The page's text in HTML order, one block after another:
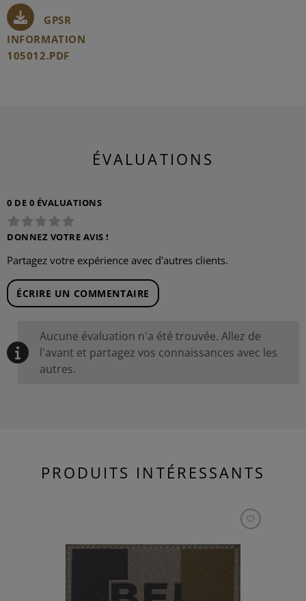
GPSR
INFORMATION
105012.PDF
ÉVALUATIONS
0 DE 0 ÉVALUATIONS
DONNEZ VOTRE AVIS !
Partagez votre expérience avec d'autres clients.
ÉCRIRE UN COMMENTAIRE
Aucune évaluation n'a été trouvée. Allez de
l'avant et partagez vos connaissances avec les
autres.
PRODUITS INTÉRESSANTS